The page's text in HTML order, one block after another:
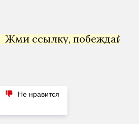
ссылку, побеждай →